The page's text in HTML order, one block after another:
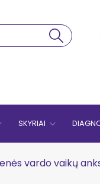
SKYRIAI
vardo vaikų